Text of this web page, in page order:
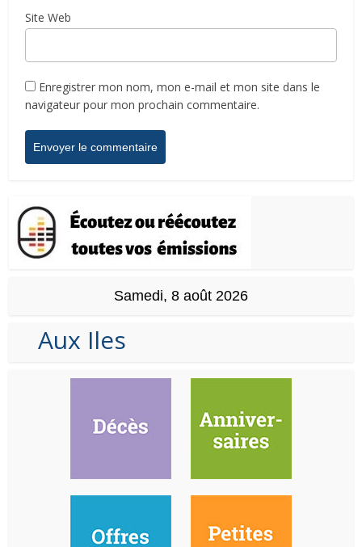
Site Web
Enregistrer mon nom, mon e-mail et mon site dans le
navigateur pour mon prochain commentaire.
Samedi, 8 août 2026
Aux Iles